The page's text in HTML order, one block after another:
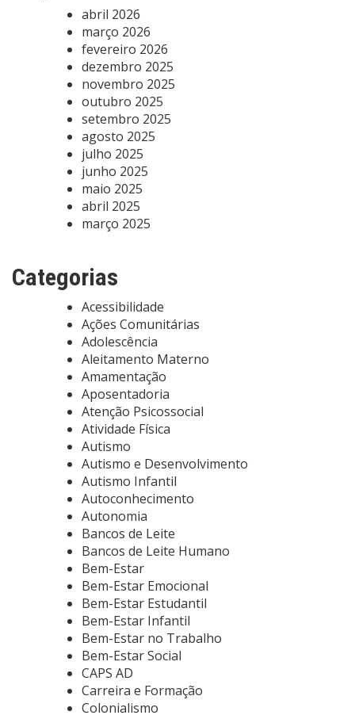
abril 2026
março 2026
fevereiro 2026
dezembro 2025
novembro 2025
outubro 2025
setembro 2025
agosto 2025
julho 2025
junho 2025
maio 2025
abril 2025
março 2025
Categorias
Acessibilidade
Ações Comunitárias
Adolescência
Aleitamento Materno
Amamentação
Aposentadoria
Atenção Psicossocial
Atividade Física
Autismo
Autismo e Desenvolvimento
Autismo Infantil
Autoconhecimento
Autonomia
Bancos de Leite
Bancos de Leite Humano
Bem-Estar
Bem-Estar Emocional
Bem-Estar Estudantil
Bem-Estar Infantil
Bem-Estar no Trabalho
Bem-Estar Social
CAPS AD
Carreira e Formação
Colonialismo